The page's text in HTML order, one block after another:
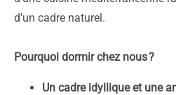
d’un cadre naturel.
Pourquoi dormir chez nous ?
Un cadre idyllique et une